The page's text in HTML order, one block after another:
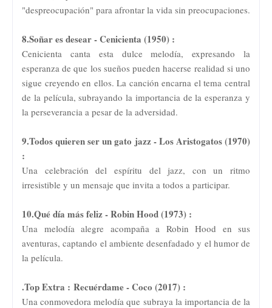
"despreocupación" para afrontar la vida sin preocupaciones.
8.Soñar es desear - Cenicienta (1950) :
Cenicienta canta esta dulce melodía, expresando la
esperanza de que los sueños pueden hacerse realidad si uno
sigue creyendo en ellos. La canción encarna el tema central
de la película, subrayando la importancia de la esperanza y
la perseverancia a pesar de la adversidad.
9.Todos quieren ser un gato jazz - Los Aristogatos (1970)
:
Una celebración del espíritu del jazz, con un ritmo
irresistible y un mensaje que invita a todos a participar.
10.Qué día más feliz - Robin Hood (1973) :
Una melodía alegre acompaña a Robin Hood en sus
aventuras, captando el ambiente desenfadado y el humor de
la película.
.Top Extra : Recuérdame - Coco (2017) :
Una conmovedora melodía que subraya la importancia de la